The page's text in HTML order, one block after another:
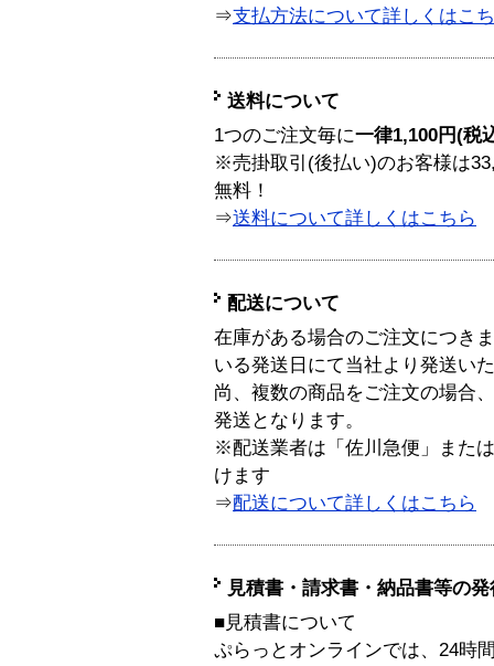
⇒支払方法について詳しくはこ
送料について
1つのご注文毎に一律1,100円(税
※売掛取引(後払い)のお客様は
無料！
⇒送料について詳しくはこちら
配送について
在庫がある場合のご注文につき
いる発送日にて当社より発送い
尚、複数の商品をご注文の場合
発送となります。
※配送業者は「佐川急便」また
けます
⇒配送について詳しくはこちら
見積書・請求書・納品書等の
■見積書について
ぷらっとオンラインでは、24時